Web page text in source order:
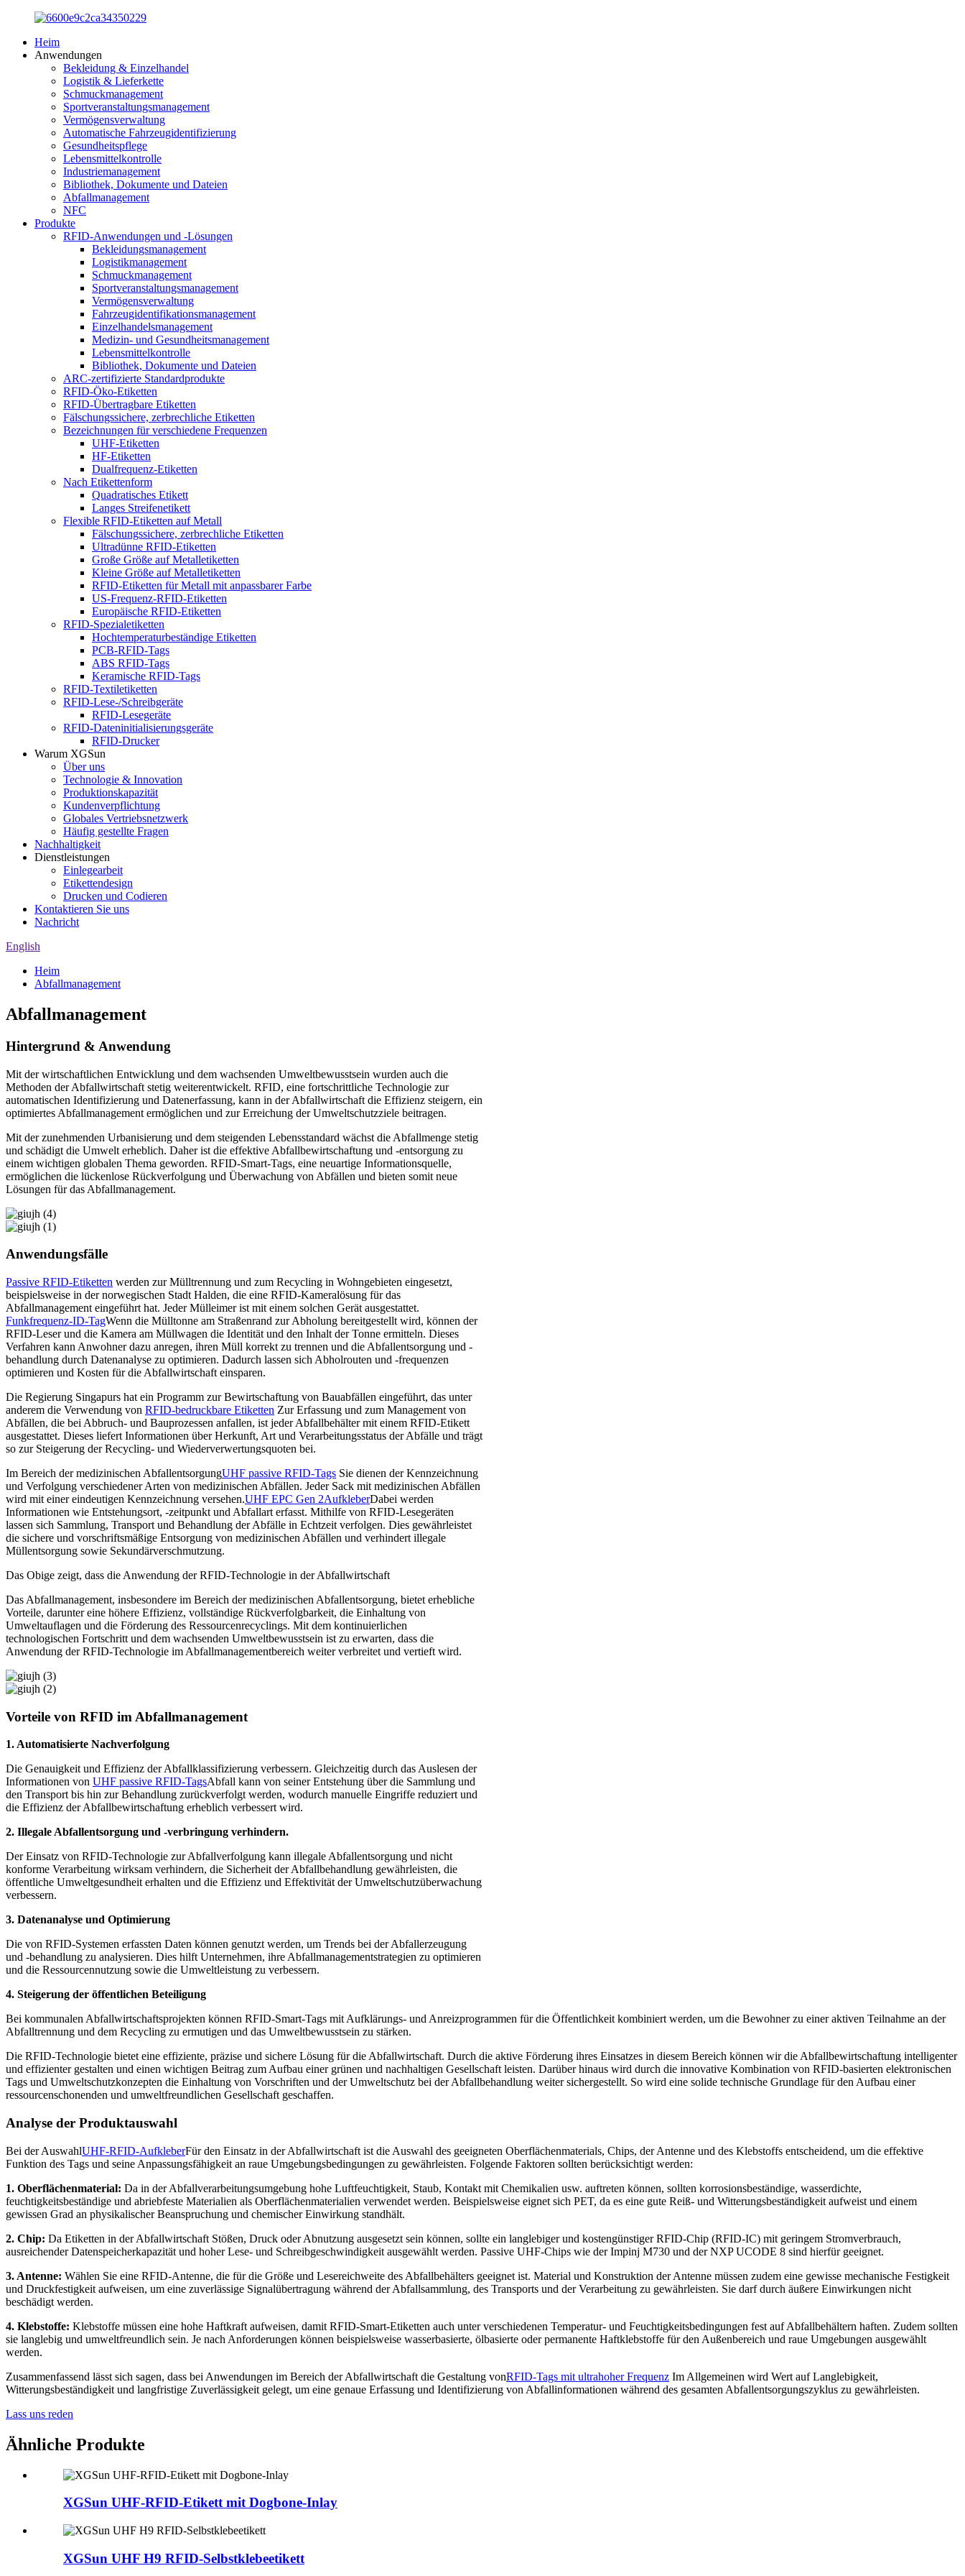
Heim
Anwendungen
Bekleidung & Einzelhandel
Logistik & Lieferkette
Schmuckmanagement
Sportveranstaltungsmanagement
Vermögensverwaltung
Automatische Fahrzeugidentifizierung
Gesundheitspflege
Lebensmittelkontrolle
Industriemanagement
Bibliothek, Dokumente und Dateien
Abfallmanagement
NFC
Produkte
RFID-Anwendungen und -Lösungen
Bekleidungsmanagement
Logistikmanagement
Schmuckmanagement
Sportveranstaltungsmanagement
Vermögensverwaltung
Fahrzeugidentifikationsmanagement
Einzelhandelsmanagement
Medizin- und Gesundheitsmanagement
Lebensmittelkontrolle
Bibliothek, Dokumente und Dateien
ARC-zertifizierte Standardprodukte
RFID-Öko-Etiketten
RFID-Übertragbare Etiketten
Fälschungssichere, zerbrechliche Etiketten
Bezeichnungen für verschiedene Frequenzen
UHF-Etiketten
HF-Etiketten
Dualfrequenz-Etiketten
Nach Etikettenform
Quadratisches Etikett
Langes Streifenetikett
Flexible RFID-Etiketten auf Metall
Fälschungssichere, zerbrechliche Etiketten
Ultradünne RFID-Etiketten
Große Größe auf Metalletiketten
Kleine Größe auf Metalletiketten
RFID-Etiketten für Metall mit anpassbarer Farbe
US-Frequenz-RFID-Etiketten
Europäische RFID-Etiketten
RFID-Spezialetiketten
Hochtemperaturbeständige Etiketten
PCB-RFID-Tags
ABS RFID-Tags
Keramische RFID-Tags
RFID-Textiletiketten
RFID-Lese-/Schreibgeräte
RFID-Lesegeräte
RFID-Dateninitialisierungsgeräte
RFID-Drucker
Warum XGSun
Über uns
Technologie & Innovation
Produktionskapazität
Kundenverpflichtung
Globales Vertriebsnetzwerk
Häufig gestellte Fragen
Nachhaltigkeit
Dienstleistungen
Einlegearbeit
Etikettendesign
Drucken und Codieren
Kontaktieren Sie uns
Nachricht
English
Heim
Abfallmanagement
Abfallmanagement
Hintergrund & Anwendung
Mit der wirtschaftlichen Entwicklung und dem wachsenden Umweltbewusstsein wurden auch die
Methoden der Abfallwirtschaft stetig weiterentwickelt. RFID, eine fortschrittliche Technologie zur
automatischen Identifizierung und Datenerfassung, kann in der Abfallwirtschaft die Effizienz steigern, ein
optimiertes Abfallmanagement ermöglichen und zur Erreichung der Umweltschutzziele beitragen.
Mit der zunehmenden Urbanisierung und dem steigenden Lebensstandard wächst die Abfallmenge stetig
und schädigt die Umwelt erheblich. Daher ist die effektive Abfallbewirtschaftung und -entsorgung zu
einem wichtigen globalen Thema geworden. RFID-Smart-Tags, eine neuartige Informationsquelle,
ermöglichen die lückenlose Rückverfolgung und Überwachung von Abfällen und bieten somit neue
Lösungen für das Abfallmanagement.
Anwendungsfälle
Passive RFID-Etiketten werden zur Mülltrennung und zum Recycling in Wohngebieten eingesetzt,
beispielsweise in der norwegischen Stadt Halden, die eine RFID-Kameralösung für das
Abfallmanagement eingeführt hat. Jeder Mülleimer ist mit einem solchen Gerät ausgestattet.
Funkfrequenz-ID-TagWenn die Mülltonne am Straßenrand zur Abholung bereitgestellt wird, können der
RFID-Leser und die Kamera am Müllwagen die Identität und den Inhalt der Tonne ermitteln. Dieses
Verfahren kann Anwohner dazu anregen, ihren Müll korrekt zu trennen und die Abfallentsorgung und -
behandlung durch Datenanalyse zu optimieren. Dadurch lassen sich Abholrouten und -frequenzen
optimieren und Kosten für die Abfallwirtschaft einsparen.
Die Regierung Singapurs hat ein Programm zur Bewirtschaftung von Bauabfällen eingeführt, das unter
anderem die Verwendung von RFID-bedruckbare Etiketten Zur Erfassung und zum Management von
Abfällen, die bei Abbruch- und Bauprozessen anfallen, ist jeder Abfallbehälter mit einem RFID-Etikett
ausgestattet. Dieses liefert Informationen über Herkunft, Art und Verarbeitungsstatus der Abfälle und trägt
so zur Steigerung der Recycling- und Wiederverwertungsquoten bei.
Im Bereich der medizinischen AbfallentsorgungUHF passive RFID-Tags Sie dienen der Kennzeichnung
und Verfolgung verschiedener Arten von medizinischen Abfällen. Jeder Sack mit medizinischen Abfällen
wird mit einer eindeutigen Kennzeichnung versehen.UHF EPC Gen 2AufkleberDabei werden
Informationen wie Entstehungsort, -zeitpunkt und Abfallart erfasst. Mithilfe von RFID-Lesegeräten
lassen sich Sammlung, Transport und Behandlung der Abfälle in Echtzeit verfolgen. Dies gewährleistet
die sichere und vorschriftsmäßige Entsorgung von medizinischen Abfällen und verhindert illegale
Müllentsorgung sowie Sekundärverschmutzung.
Das Obige zeigt, dass die Anwendung der RFID-Technologie in der Abfallwirtschaft
Das Abfallmanagement, insbesondere im Bereich der medizinischen Abfallentsorgung, bietet erhebliche
Vorteile, darunter eine höhere Effizienz, vollständige Rückverfolgbarkeit, die Einhaltung von
Umweltauflagen und die Förderung des Ressourcenrecyclings. Mit dem kontinuierlichen
technologischen Fortschritt und dem wachsenden Umweltbewusstsein ist zu erwarten, dass die
Anwendung der RFID-Technologie im Abfallmanagementbereich weiter verbreitet und vertieft wird.
Vorteile von RFID im Abfallmanagement
1. Automatisierte Nachverfolgung
Die Genauigkeit und Effizienz der Abfallklassifizierung verbessern. Gleichzeitig durch das Auslesen der
Informationen von UHF passive RFID-TagsAbfall kann von seiner Entstehung über die Sammlung und
den Transport bis hin zur Behandlung zurückverfolgt werden, wodurch manuelle Eingriffe reduziert und
die Effizienz der Abfallbewirtschaftung erheblich verbessert wird.
2. Illegale Abfallentsorgung und -verbringung verhindern.
Der Einsatz von RFID-Technologie zur Abfallverfolgung kann illegale Abfallentsorgung und nicht
konforme Verarbeitung wirksam verhindern, die Sicherheit der Abfallbehandlung gewährleisten, die
öffentliche Umweltgesundheit erhalten und die Effizienz und Effektivität der Umweltschutzüberwachung
verbessern.
3. Datenanalyse und Optimierung
Die von RFID-Systemen erfassten Daten können genutzt werden, um Trends bei der Abfallerzeugung
und -behandlung zu analysieren. Dies hilft Unternehmen, ihre Abfallmanagementstrategien zu optimieren
und die Ressourcennutzung sowie die Umweltleistung zu verbessern.
4. Steigerung der öffentlichen Beteiligung
Bei kommunalen Abfallwirtschaftsprojekten können RFID-Smart-Tags mit Aufklärungs- und Anreizprogrammen für die Öffentlichkeit kombiniert werden, um die Bewohner zu einer aktiven Teilnahme an der
Abfalltrennung und dem Recycling zu ermutigen und das Umweltbewusstsein zu stärken.
Die RFID-Technologie bietet eine effiziente, präzise und sichere Lösung für die Abfallwirtschaft. Durch die aktive Förderung ihres Einsatzes in diesem Bereich können wir die Abfallbewirtschaftung intelligenter
und effizienter gestalten und einen wichtigen Beitrag zum Aufbau einer grünen und nachhaltigen Gesellschaft leisten. Darüber hinaus wird durch die innovative Kombination von RFID-basierten elektronischen
Tags und Umweltschutzkonzepten die Einhaltung von Vorschriften und der Umweltschutz bei der Abfallbehandlung weiter sichergestellt. So wird eine solide technische Grundlage für den Aufbau einer
ressourcenschonenden und umweltfreundlichen Gesellschaft geschaffen.
Analyse der Produktauswahl
Bei der AuswahlUHF-RFID-AufkleberFür den Einsatz in der Abfallwirtschaft ist die Auswahl des geeigneten Oberflächenmaterials, Chips, der Antenne und des Klebstoffs entscheidend, um die effektive
Funktion des Tags und seine Anpassungsfähigkeit an raue Umgebungsbedingungen zu gewährleisten. Folgende Faktoren sollten berücksichtigt werden:
1. Oberflächenmaterial: Da in der Abfallverarbeitungsumgebung hohe Luftfeuchtigkeit, Staub, Kontakt mit Chemikalien usw. auftreten können, sollten korrosionsbeständige, wasserdichte,
feuchtigkeitsbeständige und abriebfeste Materialien als Oberflächenmaterialien verwendet werden. Beispielsweise eignet sich PET, da es eine gute Reiß- und Witterungsbeständigkeit aufweist und einem
gewissen Grad an physikalischer Beanspruchung und chemischer Einwirkung standhält.
2. Chip: Da Etiketten in der Abfallwirtschaft Stößen, Druck oder Abnutzung ausgesetzt sein können, sollte ein langlebiger und kostengünstiger RFID-Chip (RFID-IC) mit geringem Stromverbrauch,
ausreichender Datenspeicherkapazität und hoher Lese- und Schreibgeschwindigkeit ausgewählt werden. Passive UHF-Chips wie der Impinj M730 und der NXP UCODE 8 sind hierfür geeignet.
3. Antenne: Wählen Sie eine RFID-Antenne, die für die Größe und Lesereichweite des Abfallbehälters geeignet ist. Material und Konstruktion der Antenne müssen zudem eine gewisse mechanische Festigkeit
und Druckfestigkeit aufweisen, um eine zuverlässige Signalübertragung während der Abfallsammlung, des Transports und der Verarbeitung zu gewährleisten. Sie darf durch äußere Einwirkungen nicht
beschädigt werden.
4. Klebstoffe: Klebstoffe müssen eine hohe Haftkraft aufweisen, damit RFID-Smart-Etiketten auch unter verschiedenen Temperatur- und Feuchtigkeitsbedingungen fest auf Abfallbehältern haften. Zudem sollten
sie langlebig und umweltfreundlich sein. Je nach Anforderungen können beispielsweise wasserbasierte, ölbasierte oder permanente Haftklebstoffe für den Außenbereich und raue Umgebungen ausgewählt
werden.
Zusammenfassend lässt sich sagen, dass bei Anwendungen im Bereich der Abfallwirtschaft die Gestaltung vonRFID-Tags mit ultrahoher Frequenz Im Allgemeinen wird Wert auf Langlebigkeit,
Witterungsbeständigkeit und langfristige Zuverlässigkeit gelegt, um eine genaue Erfassung und Identifizierung von Abfallinformationen während des gesamten Abfallentsorgungszyklus zu gewährleisten.
Lass uns reden
Ähnliche Produkte
XGSun UHF-RFID-Etikett mit Dogbone-Inlay
XGSun UHF H9 RFID-Selbstklebeetikett